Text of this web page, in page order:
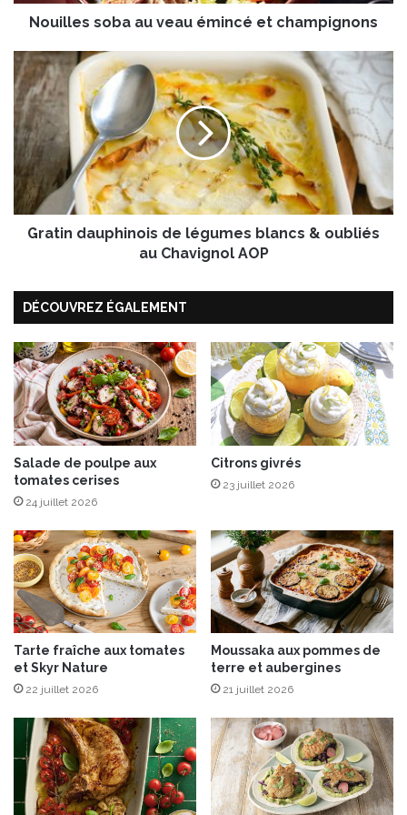
a
a
u
v
e
u
é
m
é
t
c
h
a
m
p
i
g
n
o
s
Nouilles soba au veau émincé et champignons
G
r
a
t
i
d
a
u
n
i
s
d
e
l
é
g
u
m
e
b
l
a
n
c
s
&
o
u
a
Gratin dauphinois de légumes blancs & oubliés
au Chavignol AOP
DÉCOUVREZ ÉGALEMENT
Salade de poulpe aux
tomates cerises
24 juillet 2026
Citrons givrés
23 juillet 2026
Tarte fraîche aux tomates
et Skyr Nature
22 juillet 2026
Moussaka aux pommes de
terre et aubergines
21 juillet 2026